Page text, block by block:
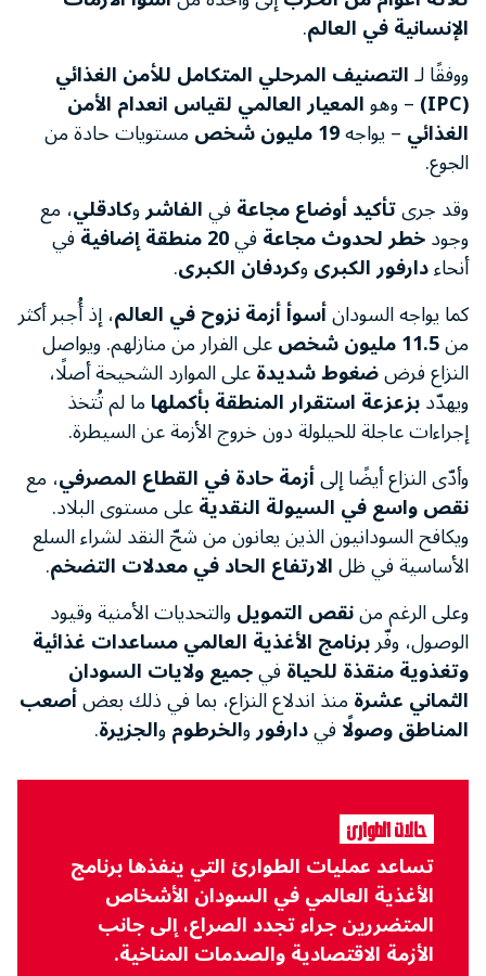
الإنسانية في العالم.
ووفقًا لـالتصنيف المرحلي المتكامل للأمن الغذائي
(IPC) – وهوالمعيار العالمي لقياس انعدام الأمن
الغذائي– يواجه19 مليون شخص مستويات حادة من
الجوع.
وقد جرىتأكيد أوضاع مجاعةفيالفاشروكادقلي، مع
وجودخطر لحدوث مجاعةفي20 منطقة إضافية في
أنحاءدارفور الكبرىوكردفان الكبرى.
كما يواجه السودانأسوأ أزمة نزوح في العالم، إذ أُجبر أكثر
من11.5 مليون شخص على الفرار من منازلهم. ويواصل
النزاع فرضضغوط شديدةعلى الموارد الشحيحة أصلًا،
ويهدّدبزعزعة استقرار المنطقة بأكملهاما لم تُتخذ
إجراءات عاجلة للحيلولة دون خروج الأزمة عن السيطرة.
وأدّى النزاع أيضًا إلىأزمة حادة في القطاع المصرفي، مع
نقص واسع في السيولة النقديةعلى مستوى البلاد.
ويكافح السودانيون الذين يعانون من شحّ النقد لشراء السلع
الأساسية في ظلالارتفاع الحاد في معدلات التضخم.
وعلى الرغم مننقص التمويلوالتحديات الأمنية وقيود
الوصول، وفّربرنامج الأغذية العالميمساعدات غذائية
وتغذوية منقذة للحياةفيجميع ولايات السودان
الثماني عشرةمنذ اندلاع النزاع، بما في ذلك بعضأصعب
المناطق وصولًافيدارفوروالخرطوموالجزيرة.
حالات الطوارئ
تساعد عمليات الطوارئ التي ينفذها برنامج
الأغذية العالمي في السودان الأشخاص
المتضررين جراء تجدد الصراع، إلى جانب
الأزمة الاقتصادية والصدمات المناخية.